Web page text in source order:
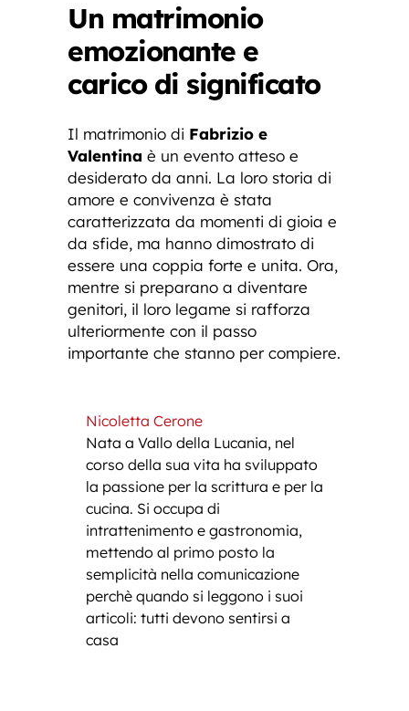
Un matrimonio
emozionante e
carico di significato
Il matrimonio di Fabrizio e
Valentina è un evento atteso e
desiderato da anni. La loro storia di
amore e convivenza è stata
caratterizzata da momenti di gioia e
da sfide, ma hanno dimostrato di
essere una coppia forte e unita. Ora,
mentre si preparano a diventare
genitori, il loro legame si rafforza
ulteriormente con il passo
importante che stanno per compiere.
Nicoletta Cerone
Nata a Vallo della Lucania, nel
corso della sua vita ha sviluppato
la passione per la scrittura e per la
cucina. Si occupa di
intrattenimento e gastronomia,
mettendo al primo posto la
semplicità nella comunicazione
perchè quando si leggono i suoi
articoli: tutti devono sentirsi a
casa